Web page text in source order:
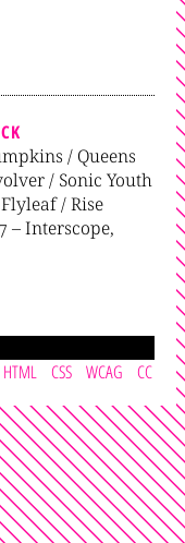
/ Queens
/ Sonic Youth
/ Rise
– Interscope,
HTML CSS WCAG CC